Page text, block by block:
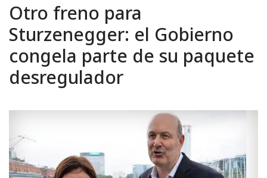
Otro freno para
Sturzenegger: el Gobierno
congela parte de su paquete
desregulador